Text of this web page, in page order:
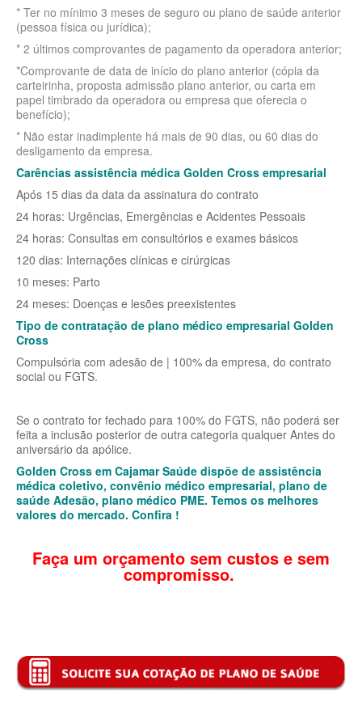
SANTA HELENA PLANO DE SAÚDE EMPRESARIAL
SÃO CRISTOVÃO PLANO DE SAÚDE EMPRESARIAL
SÃO MIGUEL PLANO DE SAÚDE EMPRESARIAL
SISTEMAS PLANO DE SAÚDE EMPRESARIAL
SULAMERICA PLANO DE SAÚDE EMPRESARIAL
TRASMONTANO PLANO DE SAÚDE EMPRESARIAL
UNIMED CENTRAL PLANO DE SAÚDE EMPRESARIAL
UNIMED GUARULHOS PLANO DE SAÚDE EMPRESARIAL
ÚNICA PLANO DE SAÚDE EMPRESARIAL
BIO SAÚDE PLANO DE SAÚDE INDIVIDUAL
BLUE MED PLANO DE SAÚDE INDIVIDUAL
CLASSES PLANO DE SAÚDE INDIVIDUAL
CRUZ AZUL PLANO DE SAÚDE INDIVIDUAL
GNDI PLANO DE SAÚDE INDIVIDUAL
KIPP PLANO DE SAÚDE INDIVIDUAL
MEDICAL HEALTH PLANO DE SAÚDE INDIVIDUAL
MED TOUR PLANO DE SAÚDE INDIVIDUAL
PLENA PLANO DE SAÚDE INDIVIDUAL
SANTA HELENA PLANO DE SAÚDE INDIVIDUAL
SANTARIS PLANO DE SAÚDE INDIVIDUAL
SÃO CRISTOVÃO PLANO DE SAÚDE INDIVIDUAL
SÃO MIGUEL PLANO DE SAÚDE INDIVIDUAL
TOTAL MEDCARE PLANO DE SAÚDE INDIVIDUAL
UNIHOSP PLANO DE SAÚDE INDIVIDUAL
* Ter no mínimo 3 meses de seguro ou plano de saúde anterior
(pessoa física ou jurídica);
* 2 últimos comprovantes de pagamento da operadora anterior;
*Comprovante de data de início do plano anterior (cópia da
carteirinha, proposta admissão plano anterior, ou carta em
papel timbrado da operadora ou empresa que oferecia o
benefício);
* Não estar inadimplente há mais de 90 dias, ou 60 dias do
desligamento da empresa.
Carências assistência médica Golden Cross empresarial
Após 15 dias da data da assinatura do contrato
24 horas: Urgências, Emergências e Acidentes Pessoais
24 horas: Consultas em consultórios e exames básicos
120 dias: Internações clínicas e cirúrgicas
10 meses: Parto
24 meses: Doenças e lesões preexistentes
Tipo de contratação de plano médico empresarial Golden
Cross
Compulsória com adesão de | 100% da empresa, do contrato
social ou FGTS.
Se o contrato for fechado para 100% do FGTS, não poderá ser
feita a inclusão posterior de outra categoria qualquer Antes do
aniversário da apólice.
Golden Cross em Cajamar Saúde dispõe de assistência
médica coletivo, convênio médico empresarial, plano de
saúde Adesão, plano médico PME. Temos os melhores
valores do mercado. Confira !
Faça um orçamento sem custos e sem
compromisso.